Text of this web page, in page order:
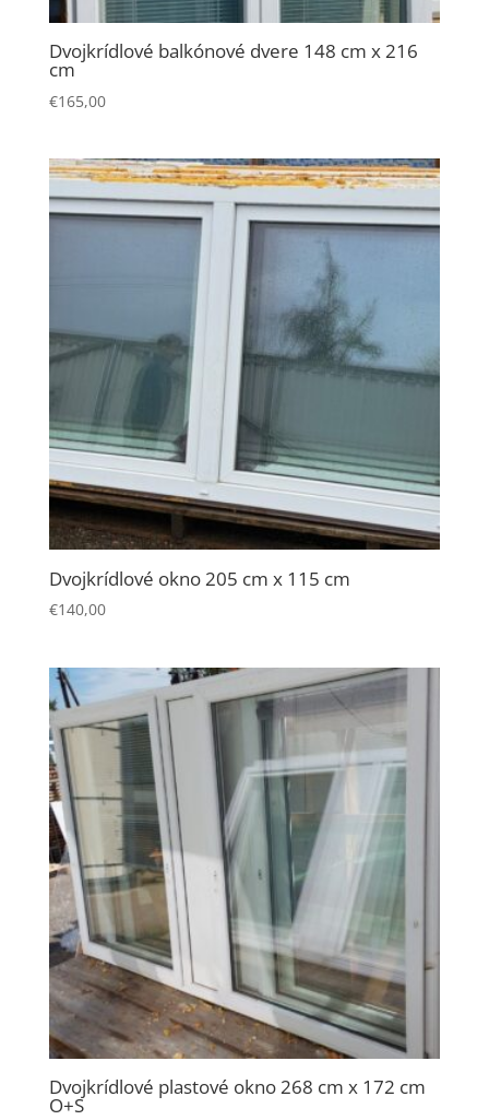
Dvojkrídlové balkónové dvere 148 cm x 216
cm
€165,00
Dvojkrídlové okno 205 cm x 115 cm
€140,00
Dvojkrídlové plastové okno 268 cm x 172 cm
O+S